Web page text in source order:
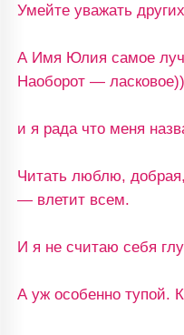
Умейте уважать
А Имя Юлия самое
Наоборот — ласковое))
и я рада что меня
Читать люблю,
— влетит всем.
И я не считаю себя
А уж особенно тупой.